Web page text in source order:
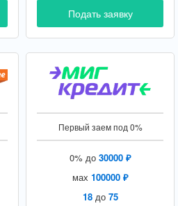
Подать заявку
Первый заем под 0%
0% до 30000 ₽
мах 100000 ₽
18до 75